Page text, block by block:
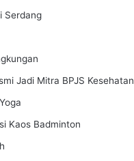
Serdang
Jadi Mitra BPJS Kesehatan
Kaos Badminton